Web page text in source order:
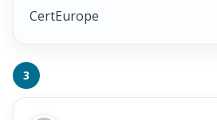
CertEurope